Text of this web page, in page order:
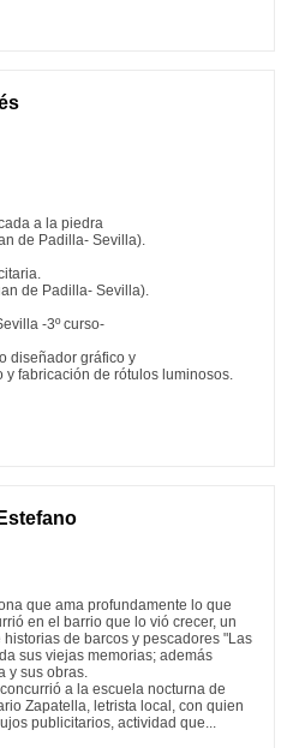
a la piedra
de Padilla- Sevilla).
de Padilla- Sevilla).
-3º curso-
diseñador gráfico y
fabricación de rótulos luminosos.
que ama profundamente lo que
en el barrio que lo vió crecer, un
de barcos y pescadores "Las
sus viejas memorias; además
y sus obras.
a la escuela nocturna de
Zapatella, letrista local, con quien
publicitarios, actividad que...